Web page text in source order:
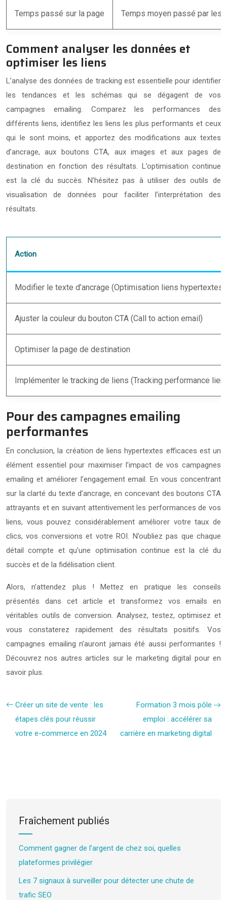
Temps passé sur la page Temps moyen passé par les
Comment analyser les données et
optimiser les liens
L’analyse des données de tracking est essentielle pour identifier
les tendances et les schémas qui se dégagent de vos
campagnes emailing. Comparez les performances des
différents liens, identifiez les liens les plus performants et ceux
qui le sont moins, et apportez des modifications aux textes
d’ancrage, aux boutons CTA, aux images et aux pages de
destination en fonction des résultats. L’optimisation continue
est la clé du succès. N’hésitez pas à utiliser des outils de
visualisation de données pour faciliter l’interprétation des
résultats.
Action
Modifier le texte d’ancrage (Optimisation liens
Ajuster la couleur du bouton CTA (Call to action email)
Optimiser la page de destination
Implémenter le tracking de liens (Tracking performance
Pour des campagnes emailing
performantes
En conclusion, la création de liens hypertextes efficaces est un
élément essentiel pour maximiser l’impact de vos campagnes
emailing et améliorer l’engagement email. En vous concentrant
sur la clarté du texte d’ancrage, en concevant des boutons CTA
attrayants et en suivant attentivement les performances de vos
liens, vous pouvez considérablement améliorer votre taux de
clics, vos conversions et votre ROI. N’oubliez pas que chaque
détail compte et qu’une optimisation continue est la clé du
succès et de la fidélisation client.
Alors, n’attendez plus ! Mettez en pratique les conseils
présentés dans cet article et transformez vos emails en
véritables outils de conversion. Analysez, testez, optimisez et
vous constaterez rapidement des résultats positifs. Vos
campagnes emailing n’auront jamais été aussi performantes !
Découvrez nos autres articles sur le marketing digital pour en
savoir plus.
Créer un site de vente : les
étapes clés pour réussir
votre e-commerce en 2024
Formation 3 mois pôle
emploi : accélérer sa
carrière en marketing digital
Fraîchement publiés
Comment gagner de l’argent de chez soi, quelles
plateformes privilégier
Les 7 signaux à surveiller pour détecter une chute de
trafic SEO